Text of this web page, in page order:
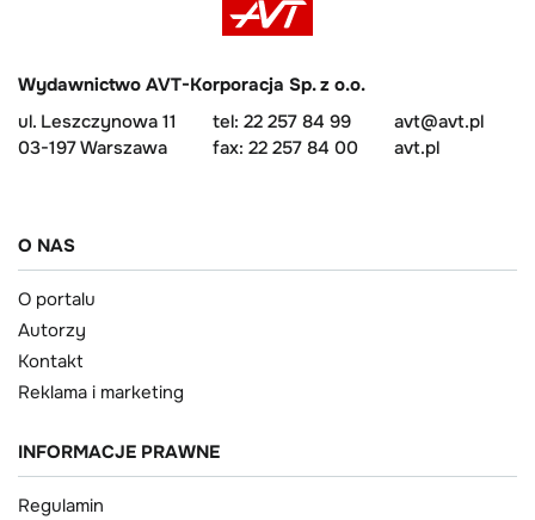
Wydawnictwo AVT-Korporacja Sp. z o.o.
ul. Leszczynowa 11
03-197 Warszawa
tel: 22 257 84 99
fax: 22 257 84 00
avt@avt.pl
avt.pl
O NAS
O portalu
Autorzy
Kontakt
Reklama i marketing
INFORMACJE PRAWNE
Regulamin